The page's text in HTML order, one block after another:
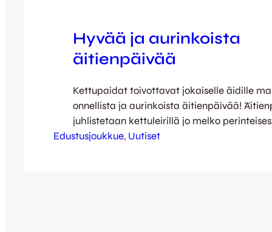
Hyvää ja aurinkoista
äitienpäivää
Kettupaidat toivottavat jokaiselle äidille
onnellista ja aurinkoista äitienpäivää!
juhlistetaan kettuleirillä jo melko
vierasottelulla, jonka suuntana tällä kertaa
Edustusjoukkue, Uutiset